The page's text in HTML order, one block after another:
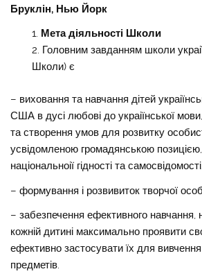
Бруклін, Нью Йорк
Мета діяльності Школи
Головним завданням школи
Школи) є
– виховання та навчання дітей
США в дусі любові до украіїнської
та створення умов для розвитку
усвідомленою громадянською
національноії гідності та самосвідомості.
– формування і розвивиток творчої
– забезпечення ефективного навчання,
кожній дитині максимально проявити
ефективно застосувати їх для вивчення
предметів.